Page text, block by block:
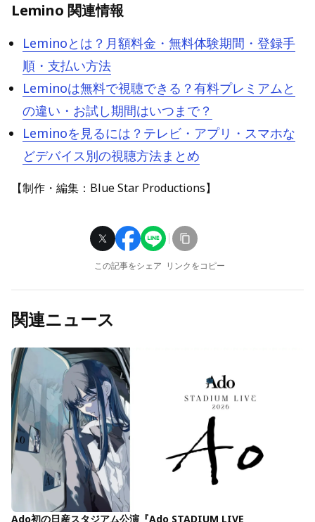
Lemino 関連情報
Leminoとは？月額料金・無料体験期間・登録手
順・支払い方法
Leminoは無料で視聴できる？有料プレミアムと
の違い・お試し期間はいつまで？
Leminoを見るには？テレビ・アプリ・スマホな
どデバイス別の視聴方法まとめ
【制作・編集：Blue Star Productions】
この記事をシェア リンクをコピー
関連ニュース
Ado初の日産スタジアム公演『Ado STADIUM LIVE